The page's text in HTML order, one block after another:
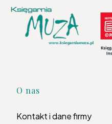
Linki w stopce
O nas
Kontakt i dane firmy